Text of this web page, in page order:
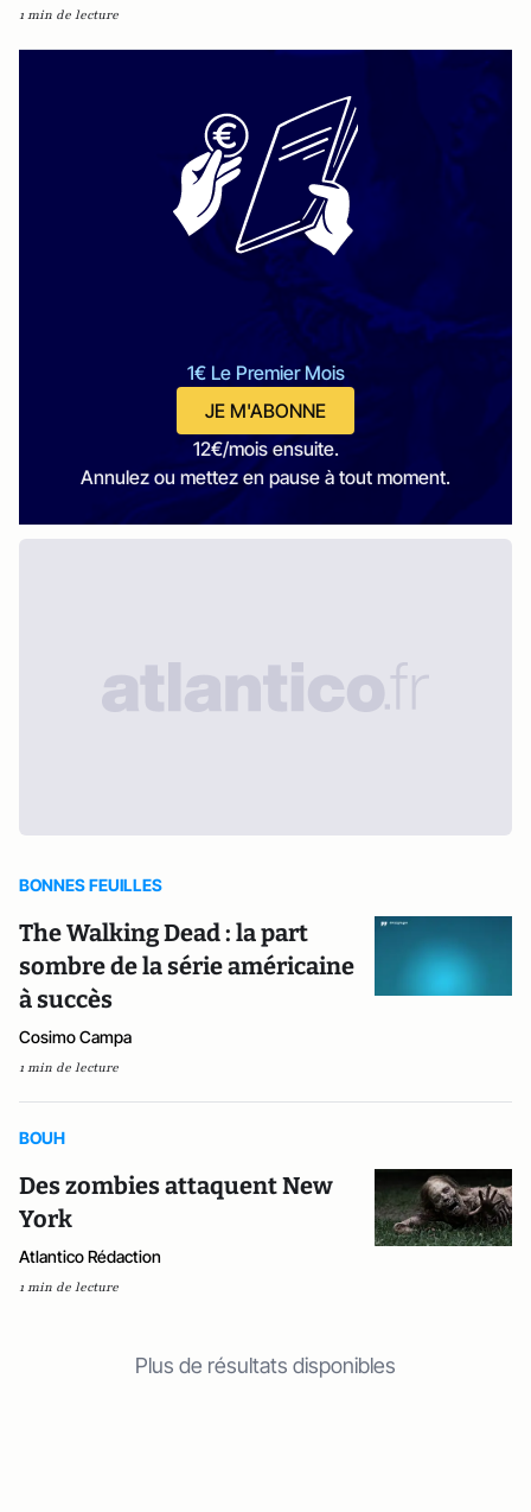
1 min de lecture
1€ Le Premier Mois
JE M'ABONNE
12€/mois ensuite.
Annulez ou mettez en pause à tout moment.
BONNES FEUILLES
The Walking Dead : la part
sombre de la série américaine
à succès
Cosimo Campa
1 min de lecture
BOUH
Des zombies attaquent New
York
Atlantico Rédaction
1 min de lecture
Plus de résultats disponibles